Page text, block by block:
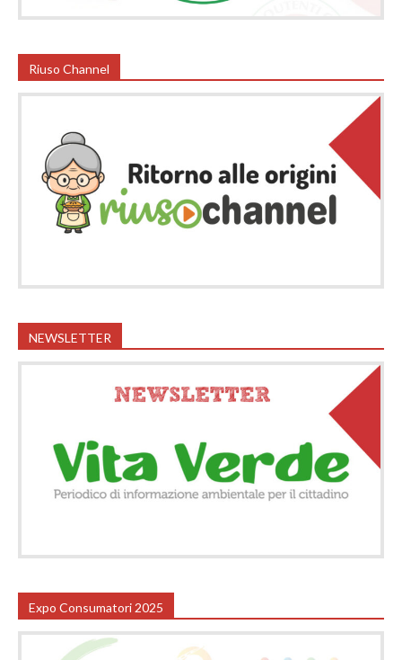
Riuso Channel
NEWSLETTER
Expo Consumatori 2025